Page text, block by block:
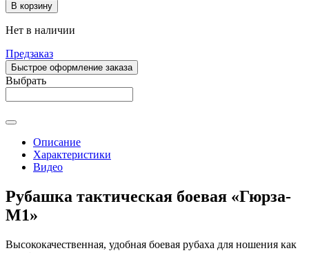
В корзину
Нет в наличии
Предзаказ
Быстрое оформление заказа
Выбрать
Описание
Характеристики
Видео
Рубашка тактическая боевая «Гюрза-
М1»
Высококачественная, удобная боевая рубаха для ношения как